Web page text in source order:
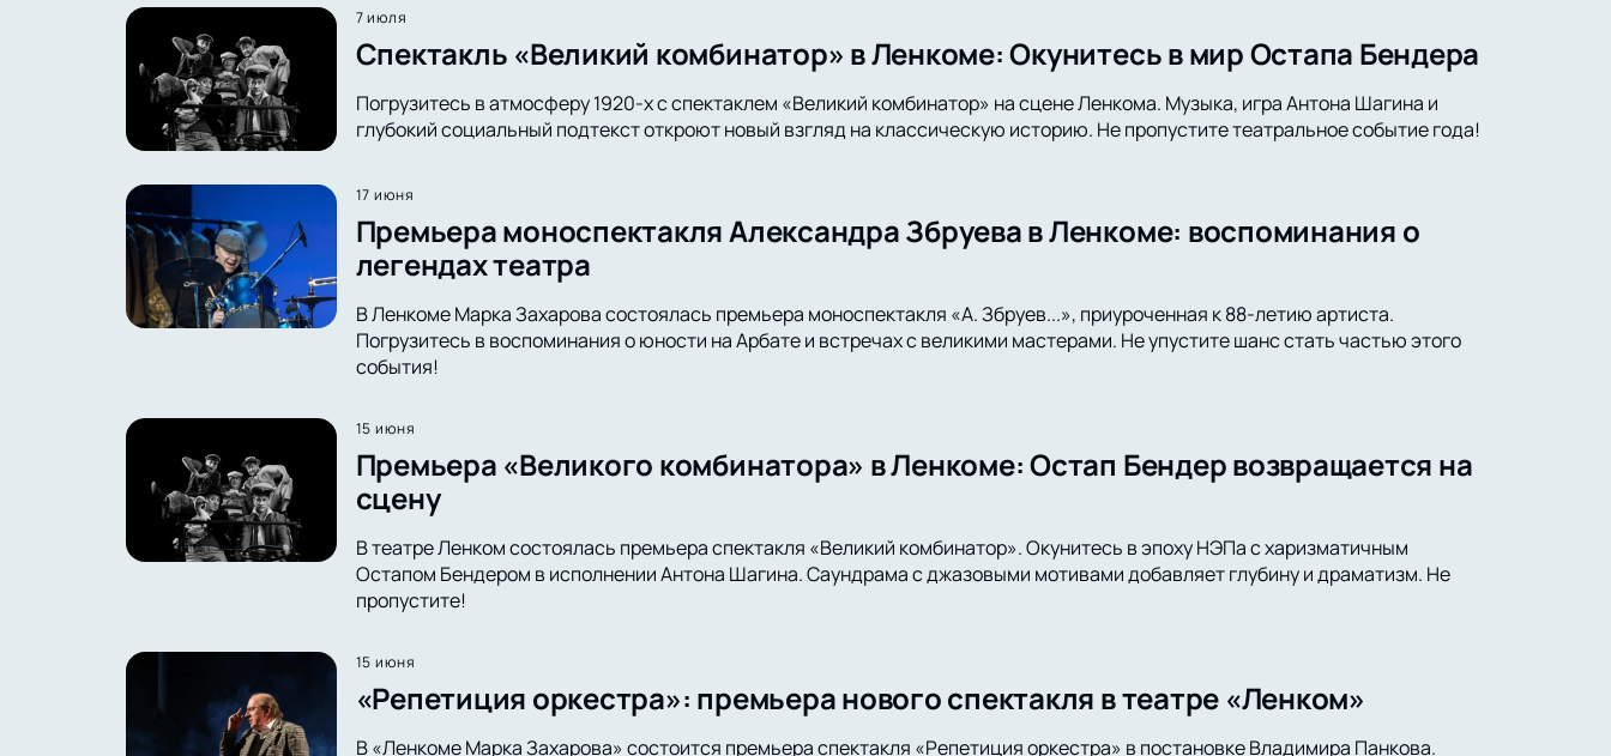
7 июля
Спектакль «Великий комбинатор» в Ленкоме: Окунитесь в мир Остапа Бендера
Погрузитесь в атмосферу 1920-х с спектаклем «Великий комбинатор» на сцене Ленкома. Музыка, игра Антона Шагина и
глубокий социальный подтекст откроют новый взгляд на классическую историю. Не пропустите театральное событие года!
17 июня
Премьера моноспектакля Александра Збруева в Ленкоме: воспоминания о
легендах театра
В Ленкоме Марка Захарова состоялась премьера моноспектакля «А. Збруев...», приуроченная к 88-летию артиста.
Погрузитесь в воспоминания о юности на Арбате и встречах с великими мастерами. Не упустите шанс стать частью этого
события!
15 июня
Премьера «Великого комбинатора» в Ленкоме: Остап Бендер возвращается на
сцену
В театре Ленком состоялась премьера спектакля «Великий комбинатор». Окунитесь в эпоху НЭПа с харизматичным
Остапом Бендером в исполнении Антона Шагина. Саундрама с джазовыми мотивами добавляет глубину и драматизм. Не
пропустите!
15 июня
«Репетиция оркестра»: премьера нового спектакля в театре «Ленком»
В «Ленкоме Марка Захарова» состоится премьера спектакля «Репетиция оркестра» в постановке Владимира Панкова.